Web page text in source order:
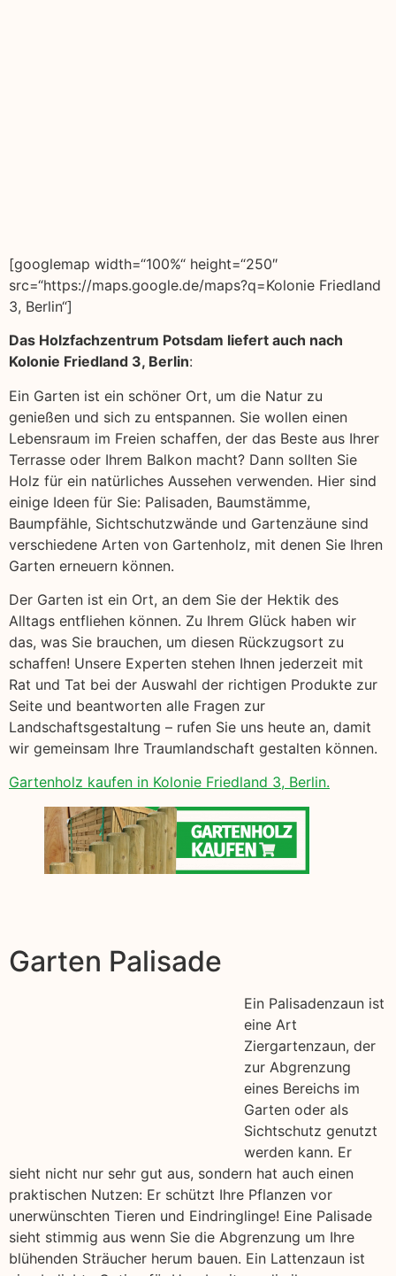
[googlemap width=“100%“ height=“250″
src=“https://maps.google.de/maps?q=Kolonie Friedland
3, Berlin“]
Das Holzfachzentrum Potsdam liefert auch nach
Kolonie Friedland 3, Berlin:
Ein Garten ist ein schöner Ort, um die Natur zu
genießen und sich zu entspannen. Sie wollen einen
Lebensraum im Freien schaffen, der das Beste aus Ihrer
Terrasse oder Ihrem Balkon macht? Dann sollten Sie
Holz für ein natürliches Aussehen verwenden. Hier sind
einige Ideen für Sie: Palisaden, Baumstämme,
Baumpfähle, Sichtschutzwände und Gartenzäune sind
verschiedene Arten von Gartenholz, mit denen Sie Ihren
Garten erneuern können.
Der Garten ist ein Ort, an dem Sie der Hektik des
Alltags entfliehen können. Zu Ihrem Glück haben wir
das, was Sie brauchen, um diesen Rückzugsort zu
schaffen! Unsere Experten stehen Ihnen jederzeit mit
Rat und Tat bei der Auswahl der richtigen Produkte zur
Seite und beantworten alle Fragen zur
Landschaftsgestaltung – rufen Sie uns heute an, damit
wir gemeinsam Ihre Traumlandschaft gestalten können.
Gartenholz kaufen in Kolonie Friedland 3, Berlin.
Garten Palisade
Ein Palisadenzaun ist
eine Art
Ziergartenzaun, der
zur Abgrenzung
eines Bereichs im
Garten oder als
Sichtschutz genutzt
werden kann. Er
sieht nicht nur sehr gut aus, sondern hat auch einen
praktischen Nutzen: Er schützt Ihre Pflanzen vor
unerwünschten Tieren und Eindringlinge! Eine Palisade
sieht stimmig aus wenn Sie die Abgrenzung um Ihre
blühenden Sträucher herum bauen. Ein Lattenzaun ist